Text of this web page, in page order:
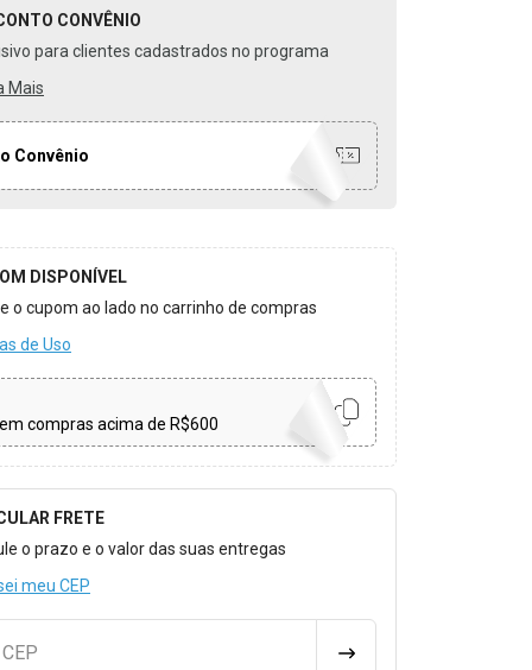
CONVÊNIO
para clientes cadastrados no programa
Mais
Convênio
DISPONÍVEL
o cupom ao lado no carrinho de compras
de Uso
compras acima de R$600
para Calcular o Frete
FRETE
o prazo e o valor das suas entregas
meu CEP
CALCULAR FRETE